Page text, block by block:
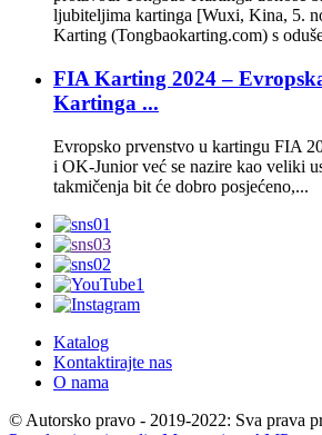
ljubiteljima kartinga [Wuxi, Kina, 5.
Karting (Tongbaokarting.com) s
FIA Karting 2024 –
Kartinga ...
Evropsko prvenstvo u kartingu FIA
i OK-Junior već se nazire kao veliki
takmičenja bit će dobro posjećeno,...
Katalog
Kontaktirajte nas
O nama
© Autorsko pravo - 2019-2022: Sva prava